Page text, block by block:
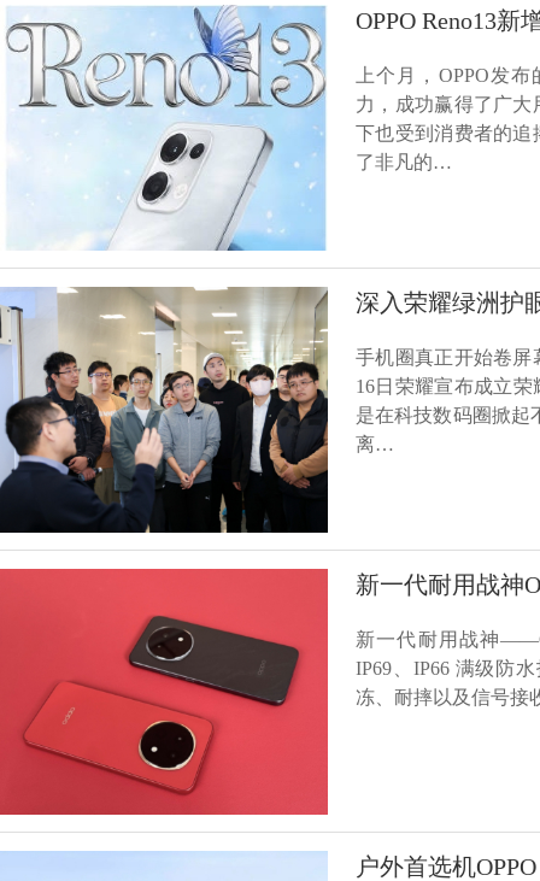
OPPO Reno13
上个月，OPPO发
力，成功赢得了广
下也受到消费者的追
了非凡的…
深入荣耀绿洲护
手机圈真正开始卷屏
16日荣耀宣布成立
是在科技数码圈掀起
离…
新一代耐用战神
新一代耐用战神
IP69、IP66 满级防
冻、耐摔以及信号
户外首选机